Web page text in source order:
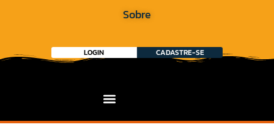
Sobre
LOGIN CADASTRE-SE